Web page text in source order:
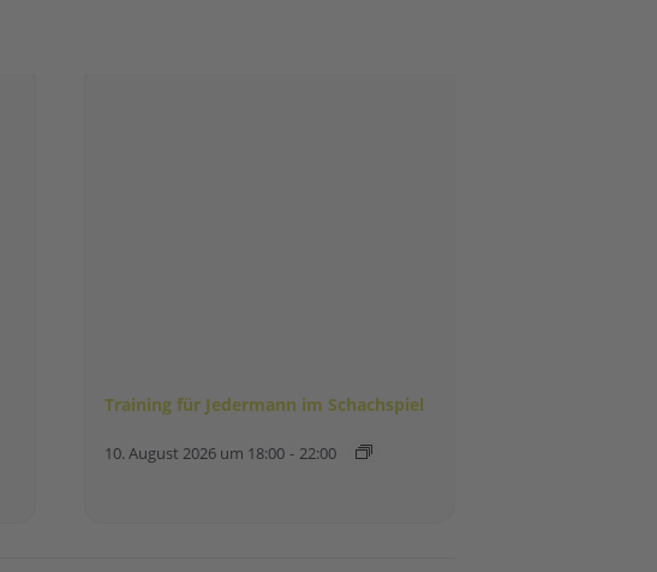
Training für Jedermann im Schachspiel
10. August 2026 um 18:00 - 22:00